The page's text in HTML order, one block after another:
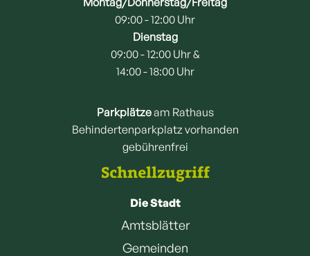
09:00 - 12:00 Uhr
Dienstag
09:00 - 12:00 Uhr &
14:00 - 18:00 Uhr
Parkplätzeam Rathaus
Behindertenparkplatz vorhanden
gebührenfrei
Schnellzugriff
Die Stadt
Amtsblätter
Gemeinden